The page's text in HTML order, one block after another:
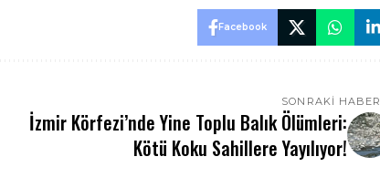
Facebook
SONRAKI HABER
İzmir Körfezi’nde Yine Toplu Balık Ölümleri:
Kötü Koku Sahillere Yayılıyor!